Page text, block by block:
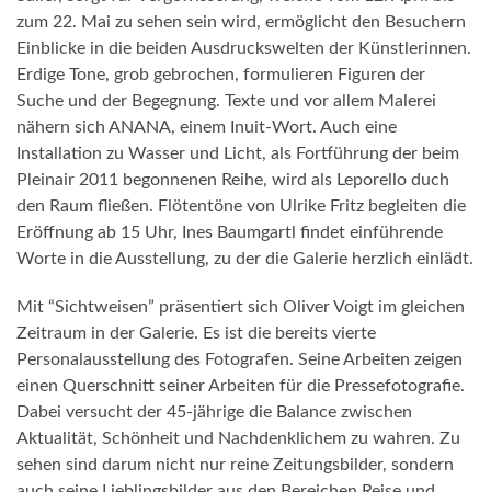
zum 22. Mai zu sehen sein wird, ermöglicht den Besuchern
Einblicke in die beiden Ausdruckswelten der Künstlerinnen.
Erdige Tone, grob gebrochen, formulieren Figuren der
Suche und der Begegnung. Texte und vor allem Malerei
nähern sich ANANA, einem Inuit-Wort. Auch eine
Installation zu Wasser und Licht, als Fortführung der beim
Pleinair 2011 begonnenen Reihe, wird als Leporello duch
den Raum fließen. Flötentöne von Ulrike Fritz begleiten die
Eröffnung ab 15 Uhr, Ines Baumgartl findet einführende
Worte in die Ausstellung, zu der die Galerie herzlich einlädt.
Mit “Sichtweisen” präsentiert sich Oliver Voigt im gleichen
Zeitraum in der Galerie. Es ist die bereits vierte
Personalausstellung des Fotografen. Seine Arbeiten zeigen
einen Querschnitt seiner Arbeiten für die Pressefotografie.
Dabei versucht der 45-jährige die Balance zwischen
Aktualität, Schönheit und Nachdenklichem zu wahren. Zu
sehen sind darum nicht nur reine Zeitungsbilder, sondern